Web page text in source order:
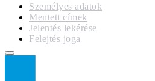
Személyes adatok
Mentett címek
Jelentés lekérése
Felejtés joga